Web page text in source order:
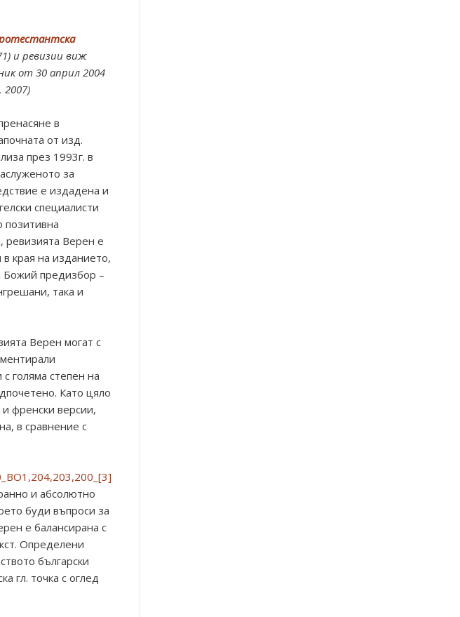
и ревизии виж
от 30 април 2004
2007)
в
от изд.
през 1993г. в
за
е издадена и
специалисти
позитивна
ревизията Верен е
края на изданието,
Божий предизбор –
така и
Верен могат с
голяма степен на
Като цяло
френски версии,
в сравнение с
и абсолютно
буди въпроси за
е балансирана с
Определени
български
гл. точка с оглед